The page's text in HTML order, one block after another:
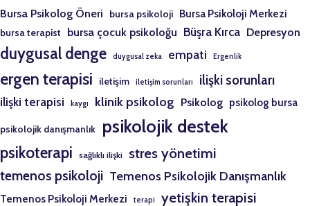
Bursa Psikolog Öneri bursa psikoloji Bursa Psikoloji Merkezi
bursa terapist bursa çocuk psikoloğu Büşra Kırca Depresyon
duygusal denge duygusal zeka empati Ergenlik
ergen terapisi iletişim iletişim sorunları ilişki sorunları
ilişki terapisi kaygı klinik psikolog Psikolog psikolog bursa
psikolojik danışmanlık psikolojik destek
psikoterapi sağlıklı ilişki stres yönetimi
temenos psikoloji Temenos Psikolojik Danışmanlık
Temenos Psikoloji Merkezi terapi yetişkin terapisi